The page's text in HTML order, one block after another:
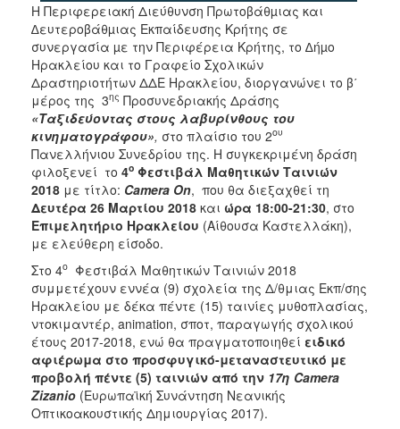
Η Περιφερειακή Διεύθυνση Πρωτοβάθµιας και
∆ευτεροβάθµιας Εκπαίδευσης Κρήτης σε
συνεργασία µε την Περιφέρεια Κρήτης, το ∆ήµο
Ηρακλείου και το Γραφείο Σχολικών
Δραστηριοτήτων ΔΔΕ Ηρακλείου, διοργανώνει το β΄
μέρος της 3ης Προσυνεδριακής Δράσης
«Ταξιδεύοντας στους λαβυρίνθους του
κινηματογράφου», στο πλαίσιο του 2ου
Πανελλήνιου Συνεδρίου της. Η συγκεκριμένη δράση
φιλοξενεί το 4ο Φεστιβάλ Μαθητικών Ταινιών
2018 με τίτλο: Camera On, που θα διεξαχθεί τη
Δευτέρα 26 Μαρτίου 2018 και ώρα 18:00-21:30, στο
Επιμελητήριο Ηρακλείου (Αίθουσα Καστελλάκη),
με ελεύθερη είσοδο.
Στο 4ο Φεστιβάλ Μαθητικών Ταινιών 2018
συμμετέχουν εννέα (9) σχολεία της Δ/θμιας Εκπ/σης
Ηρακλείου με δέκα πέντε (15) ταινίες μυθοπλασίας,
ντοκιμαντέρ, animation, σποτ, παραγωγής σχολικού
έτους 2017-2018, ενώ θα πραγματοποιηθεί ειδικό
αφιέρωμα στο προσφυγικό-μεταναστευτικό με
προβολή πέντε (5) ταινιών από την 17η Camera
Zizanio (Ευρωπαϊκή Συνάντηση Νεανικής
Οπτικοακουστικής Δημιουργίας 2017).